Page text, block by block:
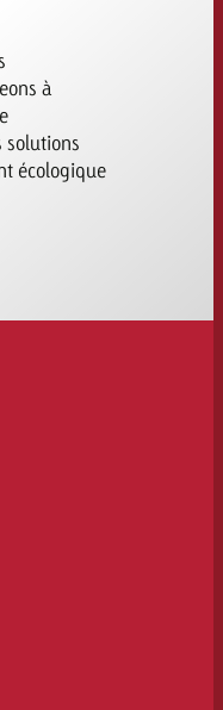
à
solutions
écologique